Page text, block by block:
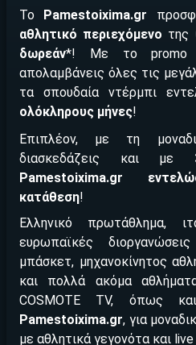
Το Pamestoixima.gr
αθλητικό περιεχόμενο της
δωρεάν*! Με το promo
απολαμβάνεις όλες τις
τα σπουδαία ντέρμπι
ολόκληρους μήνες!
Επιπλέον, με τη
διασκεδάζεις και με
Pamestoixima.gr
κατάθεση!
Ελληνικό πρωτάθλημα,
ευρωπαϊκές
μπάσκετ, μηχανοκίνητος
και πολλά ακόμα
COSMOTE TV, όπως
Pamestoixima.gr, για
με αθλητικά γεγονότα και
ΕΓΚΡΙΣΗ ΑΠΟ ΑΡΧΟΝΤΑ ΕΓΚΡΙΣΗ ΑΠΟ ΑΡΧΟΝΤΑ